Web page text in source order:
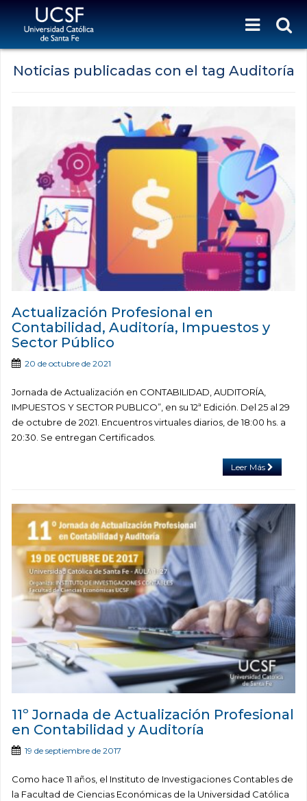
Noticias publicadas con el tag Auditoría
Actualización Profesional en
Contabilidad, Auditoría, Impuestos y
Sector Público
20 de octubre de 2021
Jornada de Actualización en CONTABILIDAD, AUDITORÍA,
IMPUESTOS Y SECTOR PUBLICO”, en su 12ª Edición. Del 25 al 29
de octubre de 2021. Encuentros virtuales diarios, de 18:00 hs. a
20:30. Se entregan Certificados.
Leer Más
11º Jornada de Actualización Profesional
en Contabilidad y Auditoría
19 de septiembre de 2017
Como hace 11 años, el Instituto de Investigaciones Contables de
la Facultad de Ciencias Económicas de la Universidad Católica